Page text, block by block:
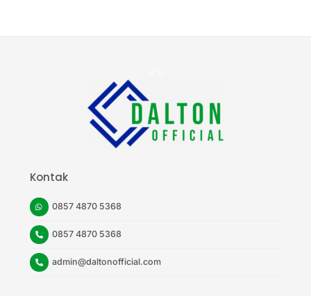
Kontak
0857 4870 5368
0857 4870 5368
admin@daltonofficial.com